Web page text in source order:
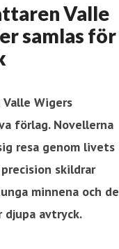
Valle
samlas för
Wigers
förlag. Novellerna
resa genom livets
skildrar
minnena och de
djupa avtryck.